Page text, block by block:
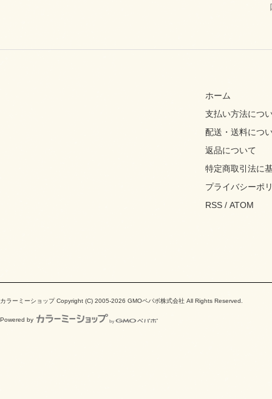
ホーム
支払い方法につ
配送・送料につ
返品について
特定商取引法に
プライバシーポ
RSS / ATOM
カラーミーショップCopyright (C) 2005-2026 GMOペパボ株式会社 All Rights Reserved.
Powered by